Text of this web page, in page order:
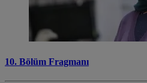
10. Bölüm Fragmanı